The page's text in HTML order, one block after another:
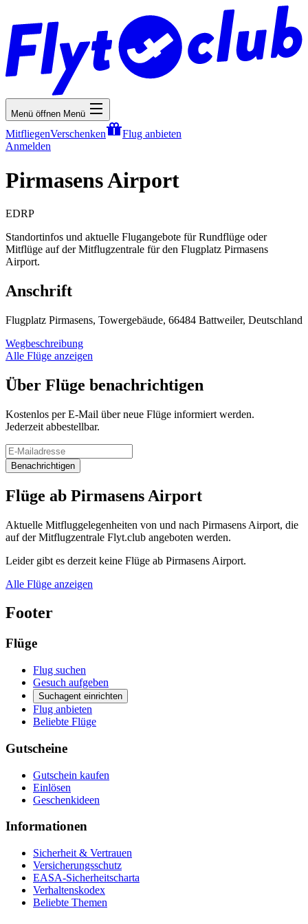
Menü öffnen Menü
MitfliegenVerschenken
Flug anbieten
Anmelden
Pirmasens Airport
EDRP
Standortinfos und aktuelle Flugangebote für Rundflüge oder
Mitflüge auf der Mitflugzentrale für den Flugplatz Pirmasens
Airport.
Anschrift
Flugplatz Pirmasens, Towergebäude, 66484 Battweiler, Deutschland
Wegbeschreibung
Alle Flüge anzeigen
Über Flüge benachrichtigen
Kostenlos per E-Mail über neue Flüge informiert werden.
Jederzeit abbestellbar.
Benachrichtigen
Flüge ab Pirmasens Airport
Aktuelle Mitfluggelegenheiten von und nach Pirmasens Airport, die
auf der Mitflugzentrale Flyt.club angeboten werden.
Leider gibt es derzeit keine Flüge ab Pirmasens Airport.
Alle Flüge anzeigen
Footer
Flüge
Flug suchen
Gesuch aufgeben
Suchagent einrichten
Flug anbieten
Beliebte Flüge
Gutscheine
Gutschein kaufen
Einlösen
Geschenkideen
Informationen
Sicherheit & Vertrauen
Versicherungsschutz
EASA-Sicherheitscharta
Verhaltenskodex
Beliebte Themen